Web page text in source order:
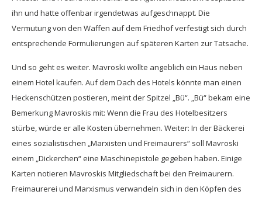
ihn und hatte offenbar irgendetwas aufgeschnappt. Die
Vermutung von den Waffen auf dem Friedhof verfestigt sich durch
entsprechende Formulierungen auf späteren Karten zur Tatsache.
Und so geht es weiter. Mavroski wollte angeblich ein Haus neben
einem Hotel kaufen. Auf dem Dach des Hotels könnte man einen
Heckenschützen postieren, meint der Spitzel „Bü“. „Bü“ bekam eine
Bemerkung Mavroskis mit: Wenn die Frau des Hotelbesitzers
stürbe, würde er alle Kosten übernehmen. Weiter: In der Bäckerei
eines sozialistischen „Marxisten und Freimaurers“ soll Mavroski
einem „Dickerchen“ eine Maschinepistole gegeben haben. Einige
Karten notieren Mavroskis Mitgliedschaft bei den Freimaurern.
Freimaurerei und Marxismus verwandeln sich in den Köpfen des